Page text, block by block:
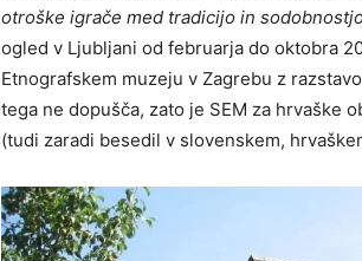
otroške igrače med tradicijo in
ogled v Ljubljani od februarja do oktobra
Etnografskem muzeju v Zagrebu z razstavo
tega ne dopušča, zato je SEM za hrvaške
(tudi zaradi besedil v slovenskem,